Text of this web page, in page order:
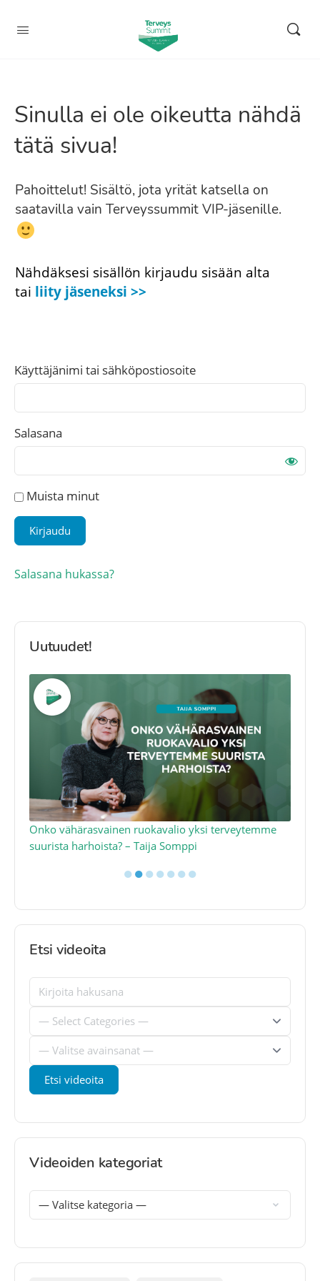
Sinulla ei ole oikeutta nähdä
tätä sivua!
Pahoittelut! Sisältö, jota yrität katsella on
saatavilla vain Terveyssummit VIP-jäsenille.
Nähdäksesi sisällön kirjaudu sisään alta
tai liity jäseneksi >>
Käyttäjänimi tai sähköpostiosoite
Salasana
Muista minut
Salasana hukassa?
Uutuudet!
Onko vähärasvainen ruokavalio yksi terveytemme
suurista harhoista? – Taija Somppi
●●●●●●●
Etsi videoita
Videoiden kategoriat